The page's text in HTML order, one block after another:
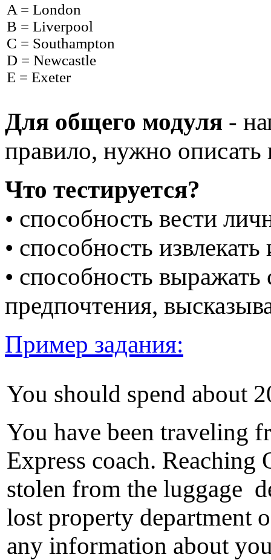
A = London
B = Liverpool
C = Southampton
D = Newcastle
E = Exeter
Для общего модуля -
правило, нужно
Что тестируется?
• способность вести
• способность
• способность
предпочтения,
Пример задания:
You should spend about
You have been traveling
Express coach.
stolen from the luggage
lost property department
any information about